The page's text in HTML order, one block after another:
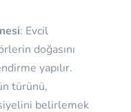
: Evcil
doğasını
yapılır.
türünü,
belirlemek